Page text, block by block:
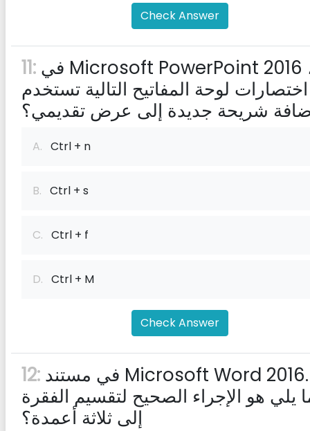
Check Answer
11:
لوحة المفاتيح التالية تستخدم
شريحة جديدة إلى عرض تقديمي؟
A. Ctrl + n
B. Ctrl + s
C. Ctrl + f
D. Ctrl + M
Check Answer
12:
يلي هو الإجراء الصحيح لتقسيم الفقرة
إلى ثلاثة أعمدة؟